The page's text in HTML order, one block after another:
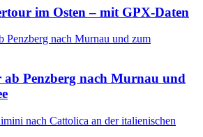
im Osten – mit GPX-Daten
Penzberg nach Murnau und